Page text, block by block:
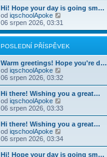
r
a
z
i
t
o
s
l
d
n
í
ř
í
s
p
ě
v
e
Hi! Hope your day is going sm…
od iqschoolApoke
o
b
r
a
t
o
s
l
d
n
í
ř
í
s
06 srpen 2026, 03:31
POSLEDNÍ PŘÍSPĚVEK
Warm greetings! Hope you're d…
od iqschoolApoke
o
b
r
z
p
o
s
06 srpen 2026, 03:32
Hi there! Wishing you a great…
od iqschoolApoke
o
b
r
z
t
06 srpen 2026, 03:33
Hi there! Wishing you a great…
od iqschoolApoke
o
b
r
06 srpen 2026, 03:34
Hi! Hope your day is going sm…